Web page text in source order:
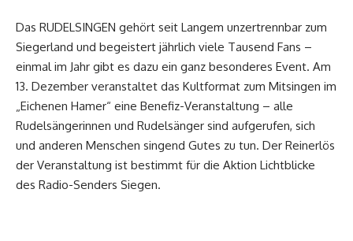
Das RUDELSINGEN gehört seit Langem unzertrennbar zum
Siegerland und begeistert jährlich viele Tausend Fans –
einmal im Jahr gibt es dazu ein ganz besonderes Event. Am
13. Dezember veranstaltet das Kultformat zum Mitsingen im
„Eichenen Hamer“ eine Benefiz-Veranstaltung – alle
Rudelsängerinnen und Rudelsänger sind aufgerufen, sich
und anderen Menschen singend Gutes zu tun. Der Reinerlös
der Veranstaltung ist bestimmt für die Aktion Lichtblicke
des Radio-Senders Siegen.